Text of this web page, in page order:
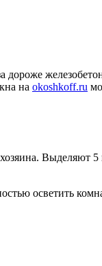
дороже
на okoshkoff.ru
Выделяют 5
осветить